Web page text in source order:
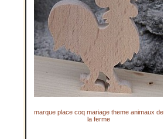
marque place coq mariage theme animaux de
la ferme